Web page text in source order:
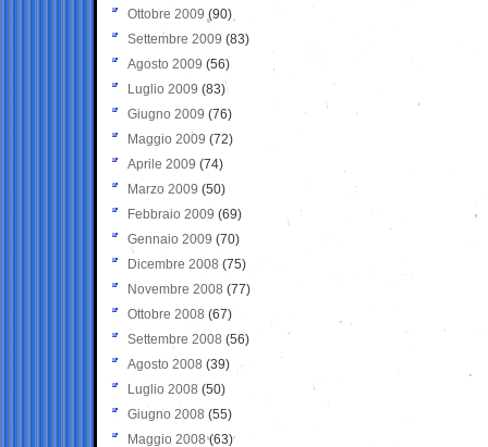
Ottobre 2009 (90)
Settembre 2009 (83)
Agosto 2009 (56)
Luglio 2009 (83)
Giugno 2009 (76)
Maggio 2009 (72)
Aprile 2009 (74)
Marzo 2009 (50)
Febbraio 2009 (69)
Gennaio 2009 (70)
Dicembre 2008 (75)
Novembre 2008 (77)
Ottobre 2008 (67)
Settembre 2008 (56)
Agosto 2008 (39)
Luglio 2008 (50)
Giugno 2008 (55)
Maggio 2008(63)